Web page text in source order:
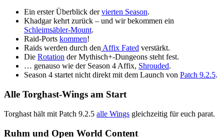
Ein erster Überblick dervierten Season.
Khadgar kehrt zurück – und wir bekommen ein
Schleimsäbler-Mount.
Raid-Ports kommen!
Raids werden durch denAffix Fated verstärkt.
Die Rotation der Mythisch+-Dungeons steht fest.
… genauso wie der Season 4 Affix, Shrouded.
Season 4 startet nicht direkt mit dem Launch von Patch 9.2.5.
Alle Torghast-Wings am Start
Torghast hält mit Patch 9.2.5 alle Wings gleichzeitig für euch parat.
Ruhm und Open World Content